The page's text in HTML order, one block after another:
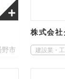
野市
株式会社
建設業・